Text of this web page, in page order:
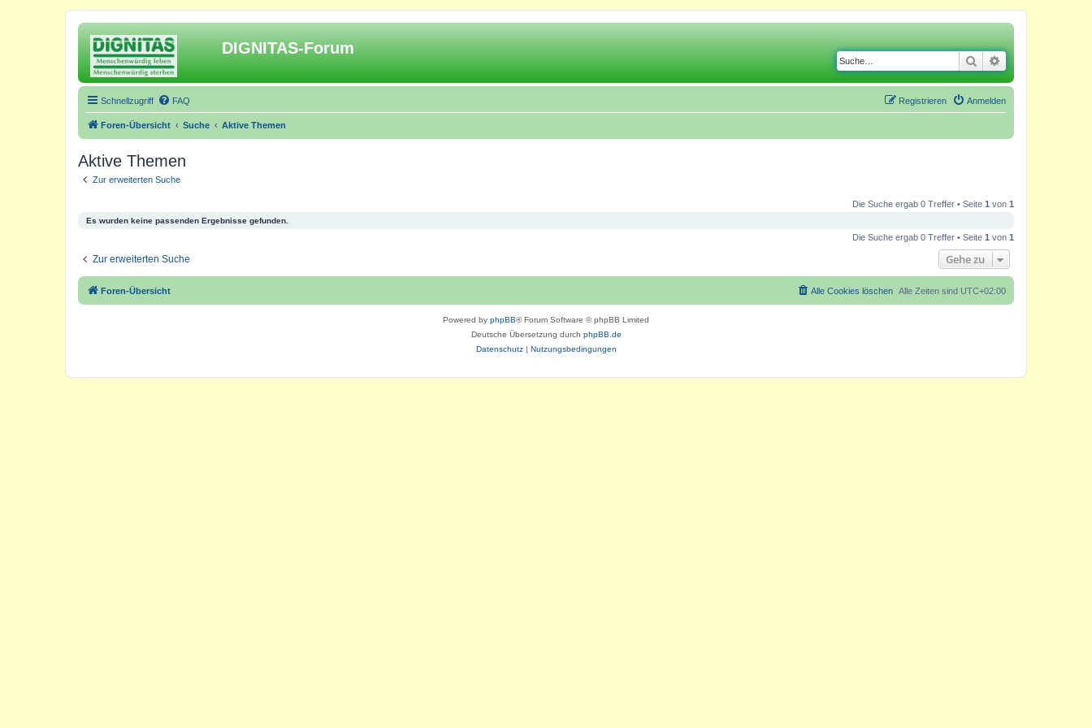
DIGNITAS-Forum
Suche
Schnellzugriff FAQ Anmelden
Registrieren
Foren-Übersicht Suche Aktive Themen
Aktive Themen
Zur erweiterten Suche
Die Suche ergab 0 Treffer • Seite 1 von 1
Es wurden keine passenden Ergebnisse gefunden.
Die Suche ergab 0 Treffer • Seite 1 von 1
Zur erweiterten Suche Gehe zu
Foren-Übersicht Alle Zeiten sind UTC+02:00
Alle Cookies löschen
Powered by phpBB® Forum Software © phpBB Limited
Deutsche Übersetzung durch phpBB.de
Datenschutz| Nutzungsbedingungen